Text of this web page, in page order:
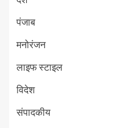
पंजाब
मनोरंजन
लाइफ स्टाइल
विदेश
संपादकीय